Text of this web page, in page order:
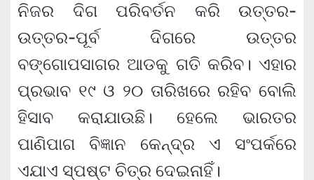
ନିଜର ଦିଗ ପରିବର୍ତନ କରି ଉତ୍ତର-
ଉତ୍ତର-ପୂର୍ବ ଦିଗରେ ଉତ୍ତର
ବଙ୍ଗୋପସାଗର ଆଡକୁ ଗତି କରିବ। ଏହାର
ପ୍ରଭାବ ୧୯ ଓ ୨୦ ତାରିଖରେ ରହିବ ବୋଲି
ହିସାବ କରାଯାଉଛି। ହେଲେ ଭାରତର
ପାଣିପାଗ ବିଜ୍ଞାନ କେନ୍ଦ୍ର ଏ ସଂପର୍କରେ
ଏଯାଏ ସ୍ପଷ୍ଟ ଚିତ୍ର ଦେଇନାହିଁ।